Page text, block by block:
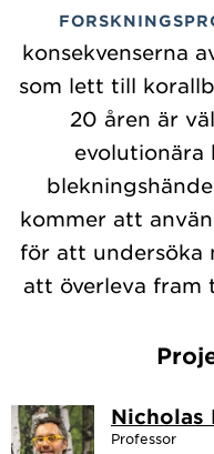
konsekvenserna
som lett till
20 åren är
evolutionära
kommer att
för att undersöka
att överleva fram
Nicholas
Professor